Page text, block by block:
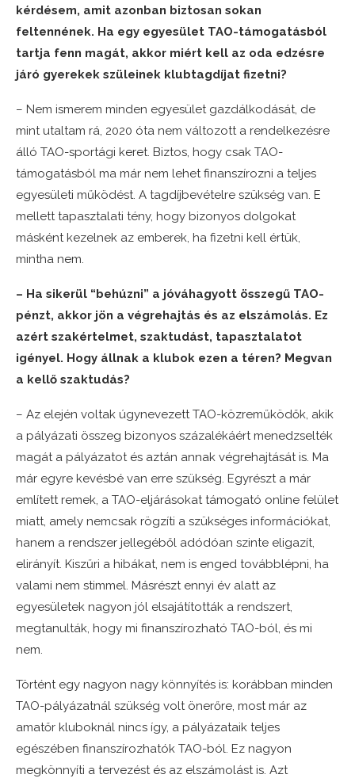
kérdésem, amit azonban biztosan sokan
feltennének. Ha egy egyesület TAO-támogatásból
tartja fenn magát, akkor miért kell az oda edzésre
járó gyerekek szüleinek klubtagdíjat fizetni?
– Nem ismerem minden egyesület gazdálkodását, de
mint utaltam rá, 2020 óta nem változott a rendelkezésre
álló TAO-sportági keret. Biztos, hogy csak TAO-
támogatásból ma már nem lehet finanszírozni a teljes
egyesületi működést. A tagdíjbevételre szükség van. E
mellett tapasztalati tény, hogy bizonyos dolgokat
másként kezelnek az emberek, ha fizetni kell értük,
mintha nem.
– Ha sikerül “behúzni” a jóváhagyott összegű TAO-
pénzt, akkor jön a végrehajtás és az elszámolás. Ez
azért szakértelmet, szaktudást, tapasztalatot
igényel. Hogy állnak a klubok ezen a téren? Megvan
a kellő szaktudás?
– Az elején voltak úgynevezett TAO-közreműködők, akik
a pályázati összeg bizonyos százalékáért menedzselték
magát a pályázatot és aztán annak végrehajtását is. Ma
már egyre kevésbé van erre szükség. Egyrészt a már
említett remek, a TAO-eljárásokat támogató online felület
miatt, amely nemcsak rögzíti a szükséges információkat,
hanem a rendszer jellegéből adódóan szinte eligazít,
elirányít. Kiszűri a hibákat, nem is enged továbblépni, ha
valami nem stimmel. Másrészt ennyi év alatt az
egyesületek nagyon jól elsajátították a rendszert,
megtanulták, hogy mi finanszírozható TAO-ból, és mi
nem.
Történt egy nagyon nagy könnyítés is: korábban minden
TAO-pályázatnál szükség volt önerőre, most már az
amatőr kluboknál nincs így, a pályázataik teljes
egészében finanszírozhatók TAO-ból. Ez nagyon
megkönnyíti a tervezést és az elszámolást is. Azt